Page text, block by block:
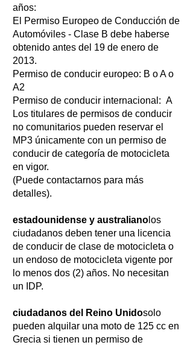
años:
El Permiso Europeo de Conducción de
Automóviles - Clase B debe haberse
obtenido antes del 19 de enero de
2013.
Permiso de conducir europeo: B o A o
A2
Permiso de conducir internacional: A
Los titulares de permisos de conducir
no comunitarios pueden reservar el
MP3 únicamente con un permiso de
conducir de categoría de motocicleta
en vigor.
(Puede contactarnos para más
detalles).
estadounidense y australiano los
ciudadanos deben tener una licencia
de conducir de clase de motocicleta o
un endoso de motocicleta vigente por
lo menos dos (2) años. No necesitan
un IDP.
ciudadanos del Reino Unidosolo
pueden alquilar una moto de 125 cc en
Grecia si tienen un permiso de